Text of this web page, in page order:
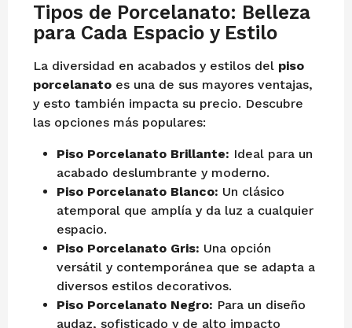
Tipos de Porcelanato: Belleza
para Cada Espacio y Estilo
La diversidad en acabados y estilos del piso
porcelanato es una de sus mayores ventajas,
y esto también impacta su precio. Descubre
las opciones más populares:
Piso Porcelanato Brillante: Ideal para un
acabado deslumbrante y moderno.
Piso Porcelanato Blanco: Un clásico
atemporal que amplía y da luz a cualquier
espacio.
Piso Porcelanato Gris: Una opción
versátil y contemporánea que se adapta a
diversos estilos decorativos.
Piso Porcelanato Negro: Para un diseño
audaz, sofisticado y de alto impacto